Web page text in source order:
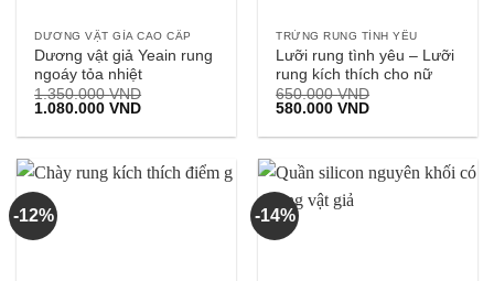
DƯƠNG VẬT GỈA CAO CẤP
Dương vật giả Yeain rung
ngoáy tỏa nhiệt
1.350.000VND
Giá
là:
1.080.000VNDGiá
tại
1.080.000 VND.
TRỨNG RUNG TÌNH YÊU
Lưỡi rung tình yêu – Lưỡi
rung kích thích cho nữ
650.000VND
Giá
là:
580.000VNDGiá
tại
580.000 VND.
-12% -14%